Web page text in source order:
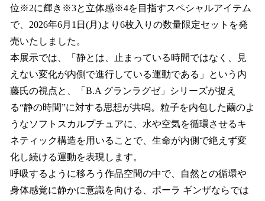
位※2に輝き※3と立体感※4を目指すスペシャルアイテム
で、2026年6月1日(月)より6枚入りの数量限定セットを発
売いたしました。
本展示では、「静とは、止まっている時間ではなく、見
えない変化が内側で進行している運動である」という内
藤氏の視点と、「B.A グランラグゼ」シリーズが捉え
る“静の時間”に対する思想が共鳴。粒子を内包した繭のよ
うなソフトスカルプチュアに、水や空気を循環させるキ
ネティック構造を用いることで、生命が内側で絶えず変
化し続ける運動を表現します。
呼吸するように移ろう作品空間の中で、自然との循環や
身体感覚に静かに意識を向ける、ポーラ ギンザならでは